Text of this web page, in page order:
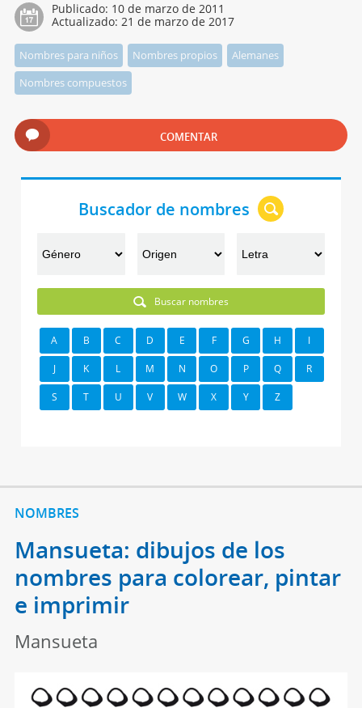
Publicado: 10 de marzo de 2011
Actualizado: 21 de marzo de 2017
Nombres para niños Nombres propios
Alemanes
Nombres compuestos
COMENTAR
Buscador de nombres
Buscar nombres
A B C D E F G H I
J K L M N O P Q R
S T U V W X Y Z
NOMBRES
Mansueta: dibujos de los
nombres para colorear, pintar
e imprimir
Mansueta